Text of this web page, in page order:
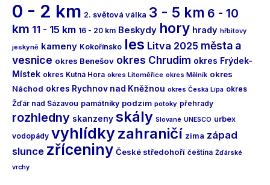
0 - 2 km 2. světová válka 3 - 5 km 6 - 10
km 11 - 15 km 16 - 20 km Beskydy hory hrady hřbitovy
jeskyně kameny Kokořínsko les Litva 2025 města a
vesnice okres Benešov okres Chrudim okres Frýdek-
Místek okres Kutná Hora okres Litoměřice okres Mělník okres
Náchod okres Rychnov nad Kněžnou okres Česká Lípa okres
Žďár nad Sázavou památníky podzim potoky přehrady
rozhledny skanzeny skály Slované UNESCO urbex
vodopády vyhlídkyzahraničí zima západ
slunce zříceniny České středohoří čeština Žďárské
vrchy